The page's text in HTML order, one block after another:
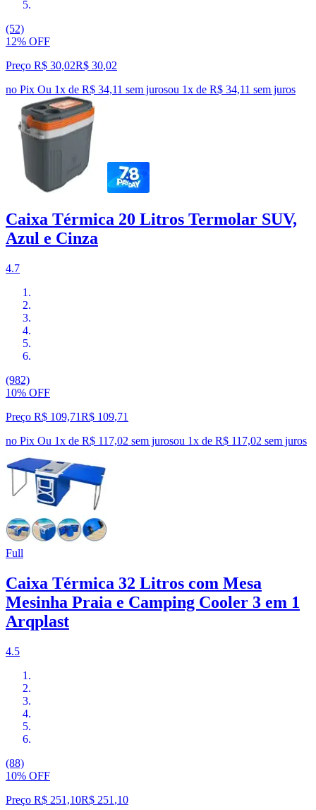
(52)
12% OFF
Preço R$ 30,02R$ 30,02
no Pix Ou 1x de R$ 34,11 sem jurosou 1x de R$ 34,11 sem juros
Caixa Térmica 20 Litros Termolar SUV,
Azul e Cinza
4.7
(982)
10% OFF
Preço R$ 109,71R$ 109,71
no Pix Ou 1x de R$ 117,02 sem jurosou 1x de R$ 117,02 sem juros
Full
Caixa Térmica 32 Litros com Mesa
Mesinha Praia e Camping Cooler 3 em 1
Arqplast
4.5
(88)
10% OFF
Preço R$ 251,10R$ 251 ,10